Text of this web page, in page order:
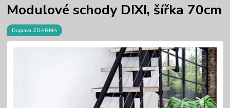
Modulové schody DIXI, šířka 70cm
Doprava ZDARMA